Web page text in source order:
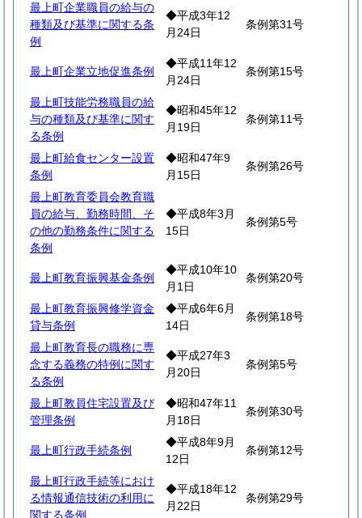
最上町企業職員の給与の
種類及び基準に関する条
例
◆平成3年12
月24日
条例第31号
最上町企業立地促進条例
◆平成11年12
月24日
条例第15号
最上町技能労務職員の給
与の種類及び基準に関す
る条例
◆昭和45年12
月19日
条例第11号
最上町給食センター設置
条例
◆昭和47年9
月15日
条例第26号
最上町教育委員会教育職
員の給与、勤務時間、そ
の他の勤務条件に関する
条例
◆平成8年3月
15日
条例第5号
最上町教育振興基金条例
◆平成10年10
月1日
条例第20号
最上町教育振興修学資金
貸与条例
◆平成6年6月
14日
条例第18号
最上町教育長の職務に専
念する義務の特例に関す
る条例
◆平成27年3
月20日
条例第5号
最上町教員住宅設置及び
管理条例
◆昭和47年11
月18日
条例第30号
最上町行政手続条例
◆平成8年9月
12日
条例第12号
最上町行政手続等におけ
る情報通信技術の利用に
関する条例
◆平成18年12
月22日
条例第29号